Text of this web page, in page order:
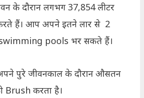
के दौरान लगभग 37,854 लीटर
करते हैं। आप अपने इतने लार से 2
pools भर सकते हैं।
पुरे जीवनकाल के दौरान औसतन
Brush करता है।